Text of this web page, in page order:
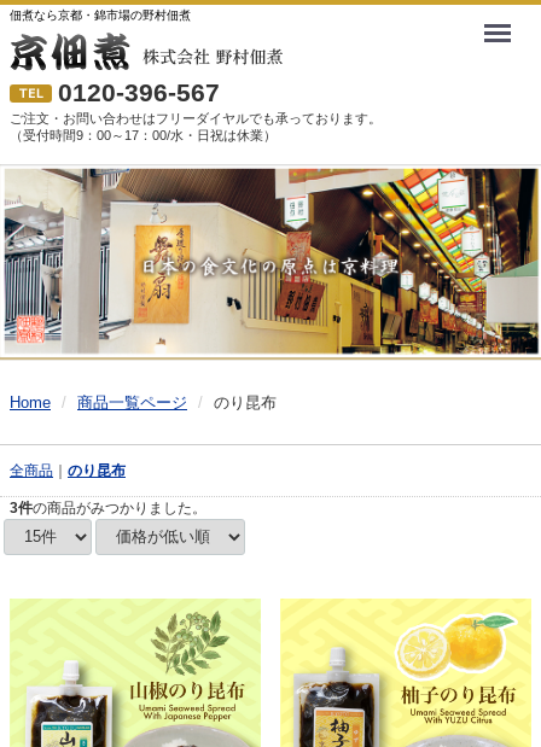
佃煮なら京都・錦市場の野村佃煮
0120-396-567
ご注文・お問い合わせはフリーダイヤルでも承っております。
（受付時間9：00～17：00/水・日祝は休業）
Home 商品一覧ページ のり昆布
全商品 のり昆布
3件の商品がみつかりました。